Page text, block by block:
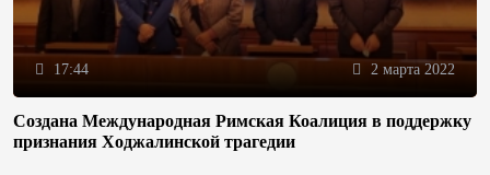
17:44 2 марта 2022
Создана Международная Римская Коалиция в поддержку
признания Ходжалинской трагедии